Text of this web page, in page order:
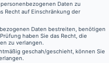
Daten zu
Recht auf Einschränkung der
Daten bestreiten, benötigen
haben Sie das Recht, die
zu verlangen.
geschah/geschieht, können Sie